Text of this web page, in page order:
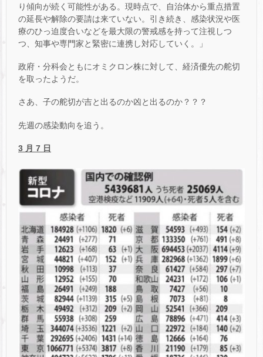
り傾向が続く可能性がある。現時点で、自治体から重点措置
の延長や解除の要請は来ていない。引き続き、感染状況や医
療のひっ迫度合いなどを最大限の警戒感を持って注視しつ
つ、知事や専門家と緊密に連携し対応していく。」
政府・分科会ともにオミクロン株に対して、経済優先の舵切
を取ったようだ。
さあ、子の舵切が吉と出るのか凶と出るのか？？？
先週の感染動向を追う。
3 月 7 日